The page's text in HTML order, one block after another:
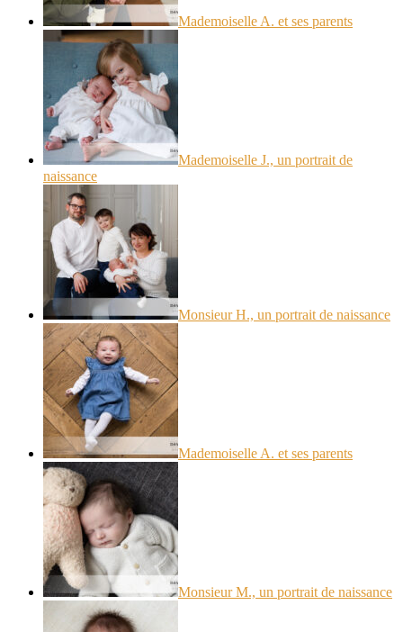
Mademoiselle A. et ses parents
Mademoiselle J., un portrait de
naissance
Monsieur H., un portrait de naissance
Mademoiselle A. et ses parents
Monsieur M., un portrait de naissance